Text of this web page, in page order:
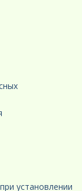
установлении